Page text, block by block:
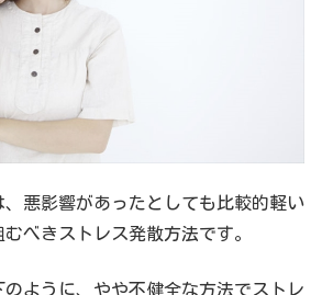
悪影響があったとしても比較的軽い
べきストレス発散方法です。
のように、やや不健全な方法でストレ